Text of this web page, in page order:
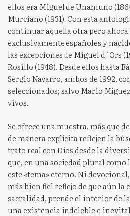
ellos era Miguel de Unamuno
Murciano (1931). Con esta
continuar aquella otra pero ahora
exclusivamente españoles y
las excepciones de Miguel d´Ors
Rosillo (1948). Desde ellos hasta
Sergio Navarro, ambos de 1992,
seleccionados; salvo Mario Míguez
vivos.
Se ofrece una muestra, más que
de manera explícita reflejen la
trato real con Dios desde la
que, en una sociedad plural como
este «tema» eterno. Ni
más bien fiel reflejo de que aún la
sacralidad, prende el interior de
una existencia indeleble e